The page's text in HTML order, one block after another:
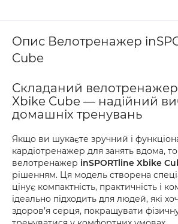
Опис Велотренажер
Cube
Складаний велотренажер
Xbike Cube — надійний
домашніх тренувань
Якщо ви шукаєте зручний і
кардіотренажер для занять вдома,
велотренажер inSPORTline Xbike
рішенням. Ця модель створена
цінує компактність, практичність і
ідеально підходить для людей, які
здоров’я серця, покращувати